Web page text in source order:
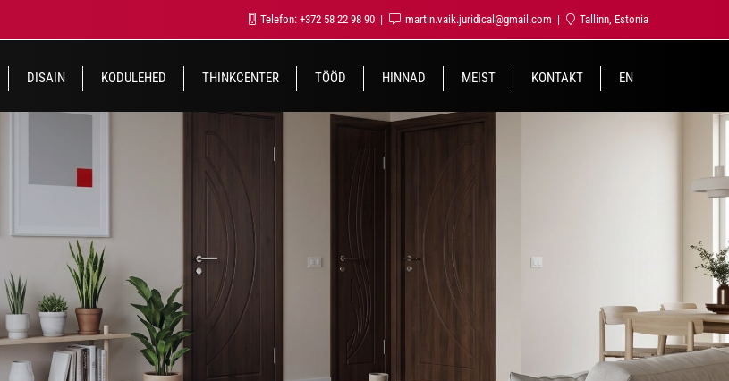
Telefon: +372 58 22 98 90 martin.vaik.juridical@gmail.com Tallinn, Estonia
DISAIN KODULEHED THINKCENTER TÖÖD HINNAD MEIST KONTAKT EN